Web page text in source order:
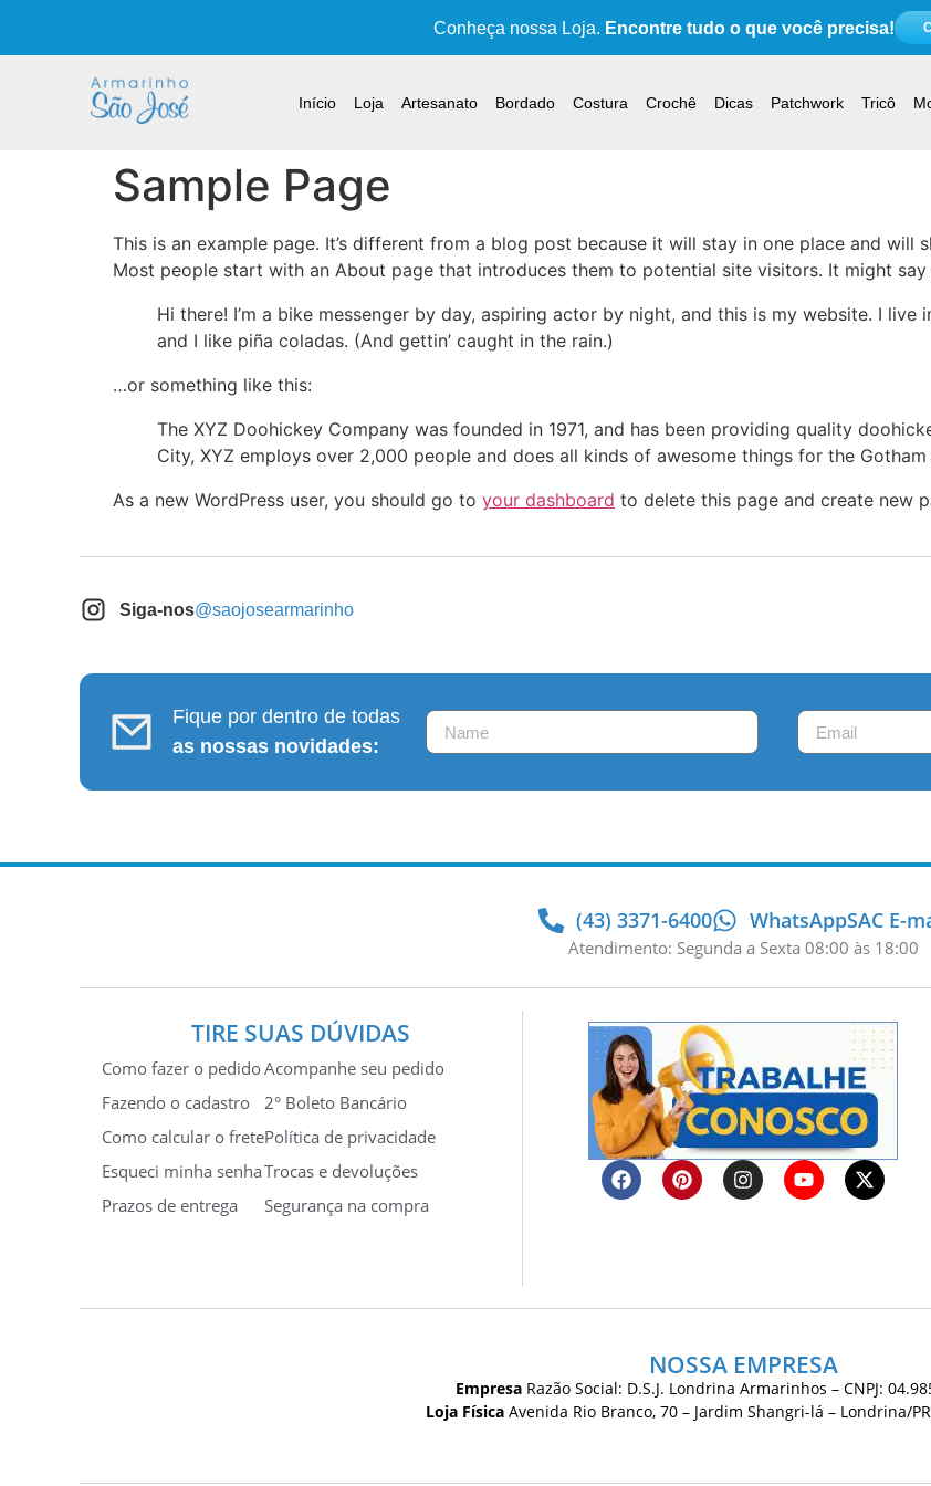
Conheça nossa Loja. Encontre tudo o que você precisa!
Início Loja Artesanato Bordado Costura Crochê Dicas Patchwork Tricô
Sample Page
This is an example page. It’s different from a blog post because it will stay in one place and will
Most people start with an About page that introduces them to potential site visitors. It might say
Hi there! I’m a bike messenger by day, aspiring actor by night, and this is my website. I live
and I like piña coladas. (And gettin’ caught in the rain.)
…or something like this:
The XYZ Doohickey Company was founded in 1971, and has been providing quality
City, XYZ employs over 2,000 people and does all kinds of awesome things for the Gotham
As a new WordPress user, you should go to your dashboard to delete this page and create new
Siga-nos@saojosearmarinho
Fique por dentro de todas
as nossas novidades:
(43) 3371-6400 WhatsAppSAC E-
Atendimento: Segunda a Sexta 08:00 às 18:00
TIRE SUAS DÚVIDAS
Como fazer o pedido
Fazendo o cadastro
Como calcular o frete
Esqueci minha senha
Prazos de entrega
Acompanhe seu pedido
2° Boleto Bancário
Política de privacidade
Trocas e devoluções
Segurança na compra
NOSSA EMPRESA
EmpresaRazão Social: D.S.J. Londrina Armarinhos – CNPJ:
Loja Física Avenida Rio Branco, 70 – Jardim Shangri-lá – Londrina/